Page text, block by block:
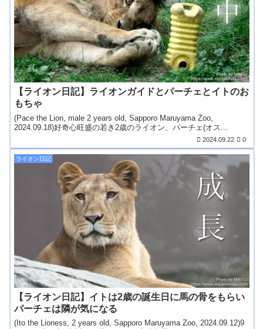
【ライオン日記】ライオンガイドとパーチェとイトのお
もちゃ
(Pace the Lion, male 2 years old, Sapporo Maruyama Zoo,
2024.09.18)好奇心旺盛の若き2歳のライオン、パーチェ(オス...
2024.09.22 0
ライオン日記
【ライオン日記】イトは2歳の誕生日に馬の骨をもらい
パーチェは隣が気になる
(Ito the Lioness, 2 years old, Sapporo Maruyama Zoo, 2024.09.12)9